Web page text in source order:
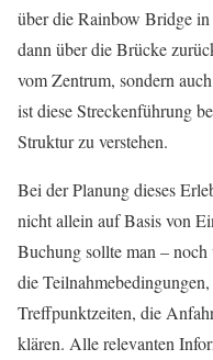
über die Rainbow Bridge
dann über die Brücke
vom Zentrum, sondern
ist diese Streckenführung
Struktur zu verstehen.
Bei der Planung dieses
nicht allein auf Basis von
Buchung sollte man –
die
Treffpunktzeiten, die
klären. Alle relevanten